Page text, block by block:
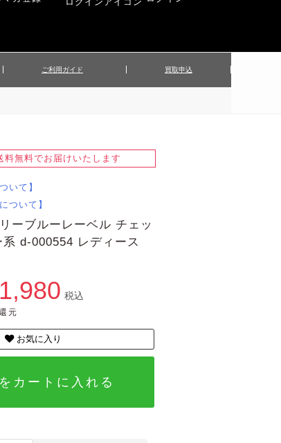
ット ▲レディースセットアップ
▲ぬいぐるみ
ご利用ガイド 買取申込
料無料でお届けいたします
いて】
ついて】
ーブルーレーベル チェッ
系 d-000554 レディース
税込
元
お気に入り
カートに入れる